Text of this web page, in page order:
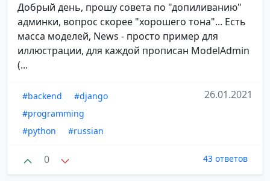
Добрый день, прошу совета по "допиливанию"
админки, вопрос скорее "хорошего тона"... Есть
масса моделей, News - просто пример для
иллюстрации, для каждой прописан ModelAdmin
(...
#backend
#django
#programming
#python
#russian
26.01.2021
0 43 ответов